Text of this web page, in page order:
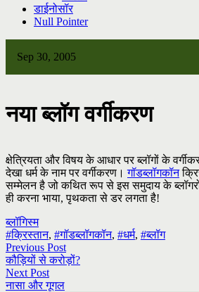
डाईनोसॉर
Null Pointer
Sep 30, 2005
नया ब्लॉग वर्गीकरण
क्षेत्रियता और विषय के आधार पर ब्लॉगों के
देखा धर्म के नाम पर वर्गीकरण।गॉडब्लॉगकॉन
सम्मेलन है जो कथित रूप से इस समुदाय के
ही करना भाया, पृथकता से डर लगता है!
ब्लॉगिस्म
#क्रिस्तान, #गॉडब्लॉगकॉन, #धर्म, #ब्लॉग
Previous Post
कौड़ियों से करोड़ों?
Next Post
नासा और गूगल